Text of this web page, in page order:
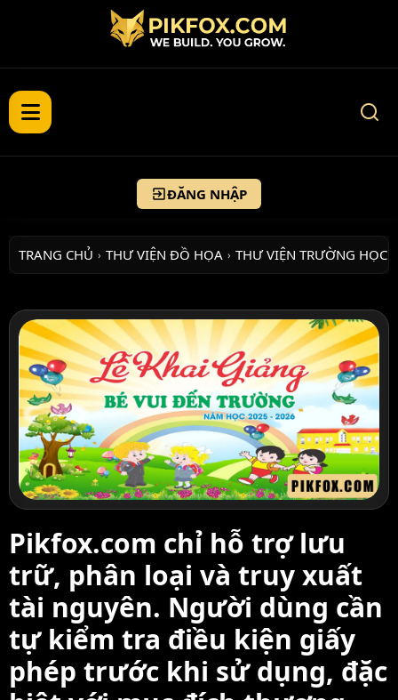
ĐĂNG NHẬP
TRANG CHỦ › THƯ VIỆN ĐỒ HỌA › THƯ VIỆN TRƯỜNG HỌC
Pikfox.com chỉ hỗ trợ lưu
trữ, phân loại và truy xuất
tài nguyên. Người dùng cần
tự kiểm tra điều kiện giấy
phép trước khi sử dụng, đặc